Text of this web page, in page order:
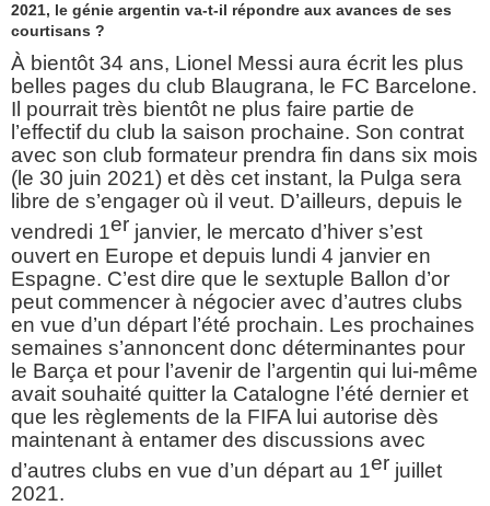
2021, le génie argentin va-t-il répondre aux avances de ses
courtisans ?
À bientôt 34 ans, Lionel Messi aura écrit les plus
belles pages du club Blaugrana, le FC Barcelone.
Il pourrait très bientôt ne plus faire partie de
l’effectif du club la saison prochaine. Son contrat
avec son club formateur prendra fin dans six mois
(le 30 juin 2021) et dès cet instant, la Pulga sera
libre de s’engager où il veut. D’ailleurs, depuis le
vendredi 1er janvier, le mercato d’hiver s’est
ouvert en Europe et depuis lundi 4 janvier en
Espagne. C’est dire que le sextuple Ballon d’or
peut commencer à négocier avec d’autres clubs
en vue d’un départ l’été prochain. Les prochaines
semaines s’annoncent donc déterminantes pour
le Barça et pour l’avenir de l’argentin qui lui-même
avait souhaité quitter la Catalogne l’été dernier et
que les règlements de la FIFA lui autorise dès
maintenant à entamer des discussions avec
d’autres clubs en vue d’un départ au 1er juillet
2021.